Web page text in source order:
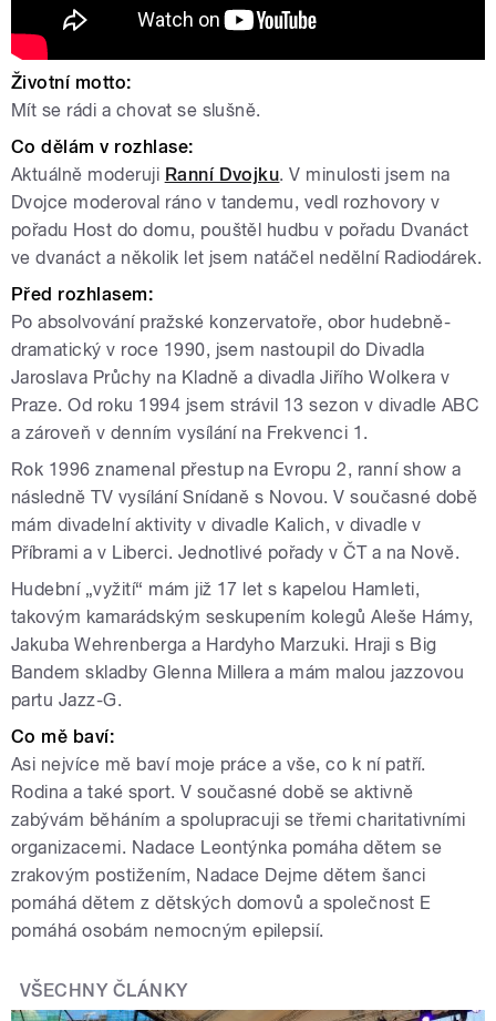
Životní motto:
Mít se rádi a chovat se slušně.
Co dělám v rozhlase:
Aktuálně moderuji Ranní Dvojku. V minulosti jsem na
Dvojce moderoval ráno v tandemu, vedl rozhovory v
pořadu Host do domu, pouštěl hudbu v pořadu Dvanáct
ve dvanáct a několik let jsem natáčel nedělní Radiodárek.
Před rozhlasem:
Po absolvování pražské konzervatoře, obor hudebně-
dramatický v roce 1990, jsem nastoupil do Divadla
Jaroslava Průchy na Kladně a divadla Jiřího Wolkera v
Praze. Od roku 1994 jsem strávil 13 sezon v divadle ABC
a zároveň v denním vysílání na Frekvenci 1.
Rok 1996 znamenal přestup na Evropu 2, ranní show a
následně TV vysílání Snídaně s Novou. V současné době
mám divadelní aktivity v divadle Kalich, v divadle v
Příbrami a v Liberci. Jednotlivé pořady v ČT a na Nově.
Hudební „vyžití“ mám již 17 let s kapelou Hamleti,
takovým kamarádským seskupením kolegů Aleše Hámy,
Jakuba Wehrenberga a Hardyho Marzuki. Hraji s Big
Bandem skladby Glenna Millera a mám malou jazzovou
partu Jazz-G.
Co mě baví:
Asi nejvíce mě baví moje práce a vše, co k ní patří.
Rodina a také sport. V současné době se aktivně
zabývám běháním a spolupracuji se třemi charitativními
organizacemi. Nadace Leontýnka pomáha dětem se
zrakovým postižením, Nadace Dejme dětem šanci
pomáhá dětem z dětských domovů a společnost E
pomáhá osobám nemocným epilepsií.
VŠECHNY ČLÁNKY